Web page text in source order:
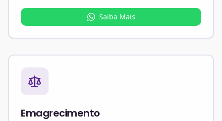
Saiba Mais
Emagrecimento